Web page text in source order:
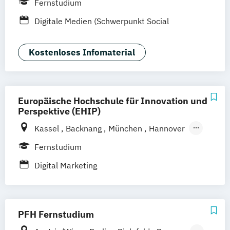
Zürich Rostock Dortmund
Fernstudium
Digitale Medien (Schwerpunkt Social
Kostenloses Infomaterial
Europäische Hochschule für Innovation und
Perspektive (EHIP)
Kassel Backnang München
Hannover
Stockach
Bielefeld Bochum
Dresden Düsseldorf Duisburg Essen
Frankfurt am Main Hamm Karlsruhe
Mannheim Mönchengladbach
Fernstudium
Digital Marketing
PFH Fernstudium